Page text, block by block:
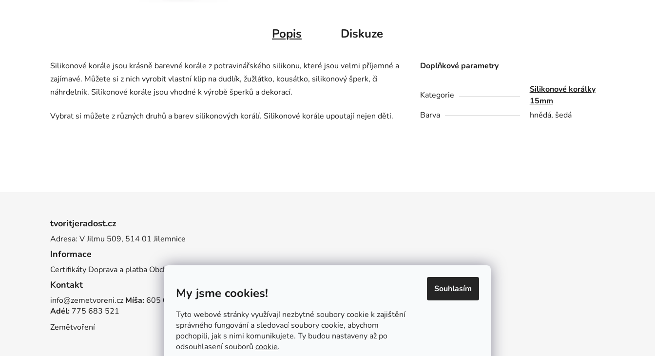
My jsme cookies!
Tyto webové stránky využívají nezbytné soubory cookie k zajištění
správného fungování a sledovací soubory cookie, abychom
pochopili, jak s nimi komunikujete. Ty budou nastaveny až po
odsouhlasení souborů cookie.
Souhlasím
Popis Diskuze
Silikonové korále jsou krásně barevné korále z potravinářského silikonu, které jsou velmi příjemné a
zajímavé. Můžete si z nich vyrobit vlastní klip na dudlík, žužlátko, kousátko, silikonový šperk, či
náhrdelník. Silikonové korále jsou vhodné k výrobě šperků a dekorací.
Vybrat si můžete z různých druhů a barev silikonových korálí. Silikonové korále upoutají nejen děti.
Doplňkové parametry
Kategorie
Silikonové korálky
15mm
Barva
hnědá, šedá
tvoritjeradost.cz
Adresa: V Jilmu 509, 514 01 Jilemnice
Informace
Certifikáty Doprava a platba Obchodní podmínky
Kontakt
info@zemetvoreni.cz Míša: 605 077 705
Adél: 775 683 521
Zemětvoření